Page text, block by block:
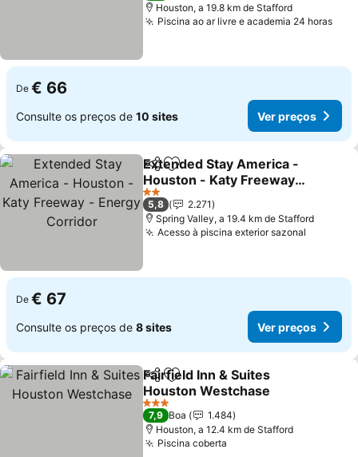
Houston, a 19.8 km de Stafford
Piscina ao ar livre e academia 24 horasVer
De € 66
Consulte os preços de 10 sites Ver preços
PartilharAdicionar aos favoritos
Extended Stay America -
Houston - Katy Freeway -
Energy Corridor
Ver preços
2 Estrelas
5,8
2.271
Spring Valley, a 19.4 km de Stafford
Acesso à piscina exterior sazonal
De € 67
Consulte os preços de 8 sites Ver preços
PartilharAdicionar aos favoritos
Fairfield Inn & Suites
Houston Westchase
Ver preços
3 Estrelas
7,9 Boa
1.484
Houston, a 12.4 km de Stafford
Piscina coberta